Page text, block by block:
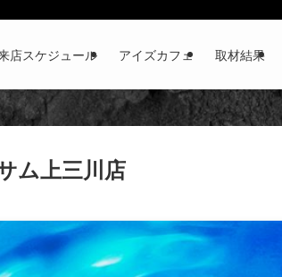
店スケジュール アイズカフェ 取材結果
ム上三川店